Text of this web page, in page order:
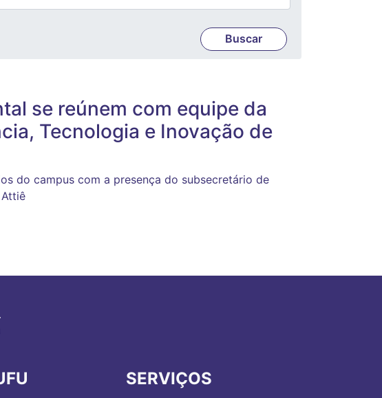
se reúnem com equipe da
Tecnologia e Inovação de
do campus com a presença do subsecretário de
SERVIÇOS